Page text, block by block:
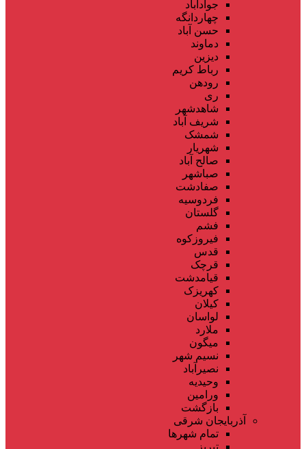
جوادآباد
چهاردانگه
حسن آباد
دماوند
دیزین
رباط کریم
رودهن
ری
شاهدشهر
شریف آباد
شمشک
شهریار
صالح آباد
صباشهر
صفادشت
فردوسیه
گلستان
فشم
فیروزکوه
قدس
قرچک
قیامدشت
کهریزک
کیلان
لواسان
ملارد
میگون
نسیم شهر
نصیرآباد
وحیدیه
ورامین
بازگشت
آذربایجان شرقی
تمام شهر‌ها
تبریز